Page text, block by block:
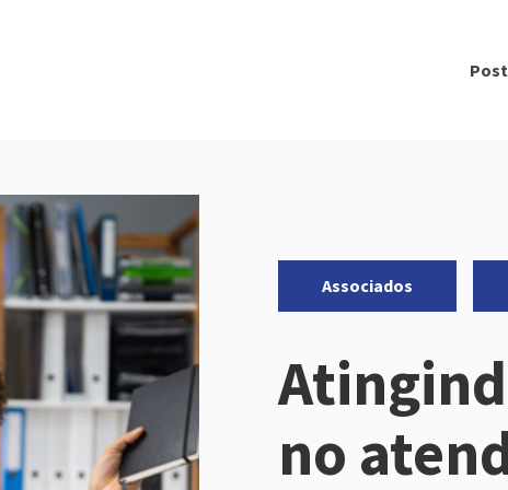
Associados
no